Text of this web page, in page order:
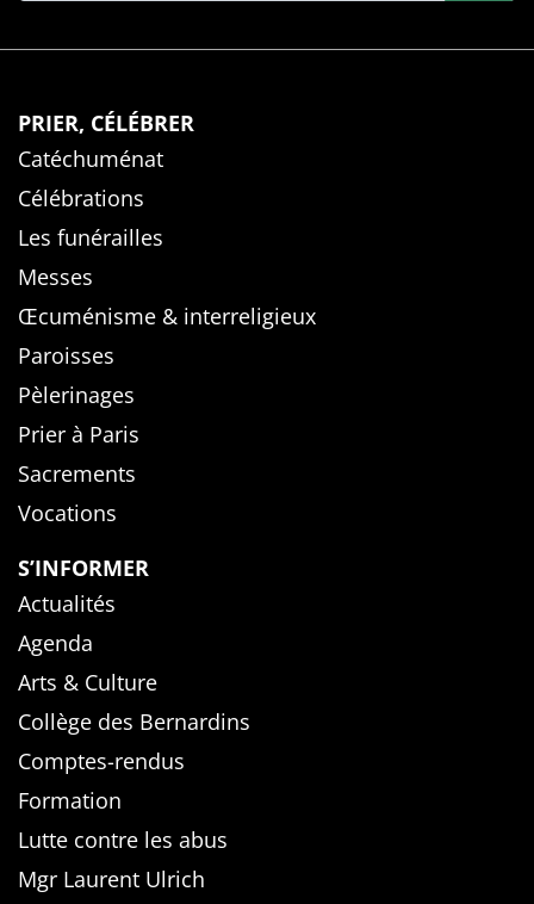
PRIER, CÉLÉBRER
Catéchuménat
Célébrations
Les funérailles
Messes
Œcuménisme & interreligieux
Paroisses
Pèlerinages
Prier à Paris
Sacrements
Vocations
S’INFORMER
Actualités
Agenda
Arts & Culture
Collège des Bernardins
Comptes-rendus
Formation
Lutte contre les abus
Mgr Laurent Ulrich